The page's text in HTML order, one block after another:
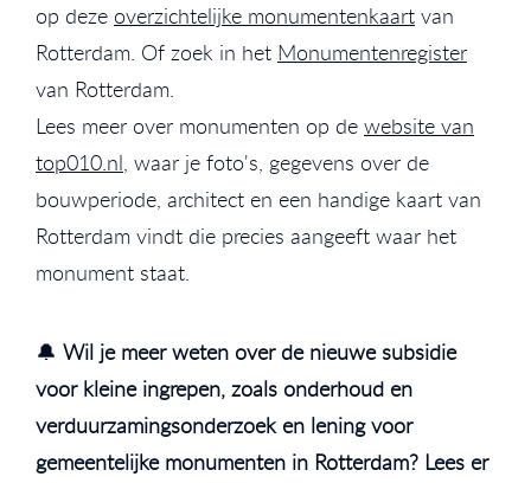
op deze overzichtelijke monumentenkaart van
Rotterdam. Of zoek in het Monumentenregister
van Rotterdam.
Lees meer over monumenten op de website van
top010.nl, waar je foto's, gegevens over de
bouwperiode, architect en een handige kaart van
Rotterdam vindt die precies aangeeft waar het
monument staat.
🔔 Wil je meer weten over de nieuwe subsidie
voor kleine ingrepen, zoals onderhoud en
verduurzamingsonderzoek en lening voor
gemeentelijke monumenten in Rotterdam? Lees er